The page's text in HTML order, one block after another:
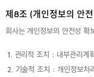
제8조 (개인정보의 안
회사는 개인정보의 안전성 확
1. 관리적 조치 : 내부관리계
2. 기술적 조치 : 개인정보처